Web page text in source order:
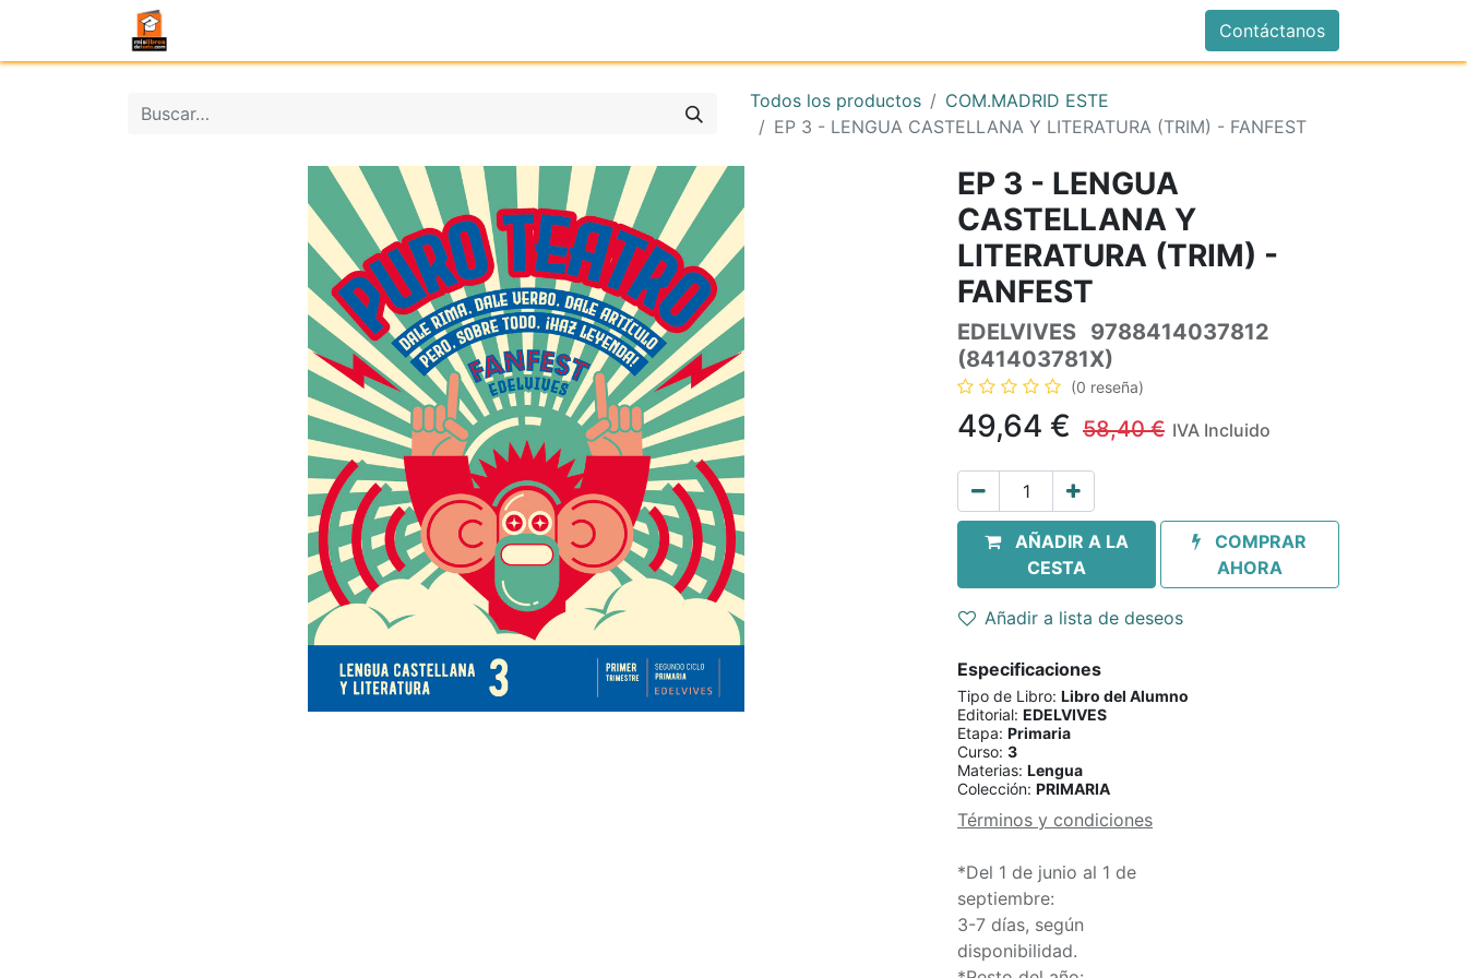
Contáctanos
Todos los productos
COM.MADRID ESTE
EP 3 - LENGUA CASTELLANA Y LITERATURA (TRIM) - FANFEST
EP 3 - LENGUA
CASTELLANA Y
LITERATURA (TRIM) -
FANFEST
EDELVIVES 9788414037812
(841403781X)
(0 reseña)
49,64 € 58,40€ IVA Incluido
AÑADIR A LA
CESTA
COMPRAR
AHORA
Añadir a lista de deseos
Especificaciones
Tipo de Libro: Libro del Alumno
Editorial: EDELVIVES
Etapa: Primaria
Curso: 3
Materias: Lengua
Colección: PRIMARIA
Términos y condiciones
*Del 1 de junio al 1 de
septiembre:
3-7 días, según
disponibilidad.